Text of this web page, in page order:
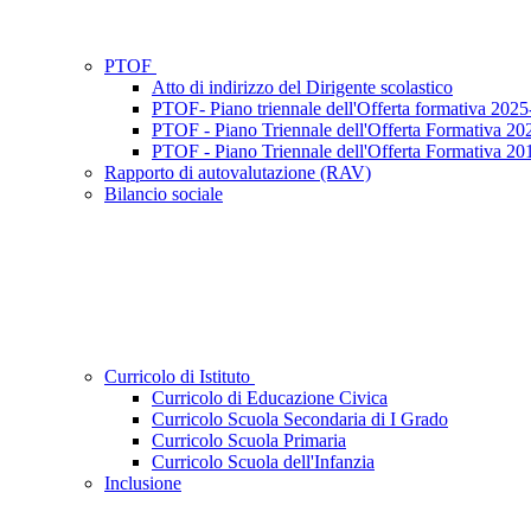
PTOF
Atto di indirizzo del Dirigente scolastico
PTOF- Piano triennale dell'Offerta formativa
PTOF - Piano Triennale dell'Offerta Formativa
PTOF - Piano Triennale dell'Offerta Formativa
Rapporto di autovalutazione (RAV)
Bilancio sociale
Curricolo di Istituto
Curricolo di Educazione Civica
Curricolo Scuola Secondaria di I Grado
Curricolo Scuola Primaria
Curricolo Scuola dell'Infanzia
Inclusione